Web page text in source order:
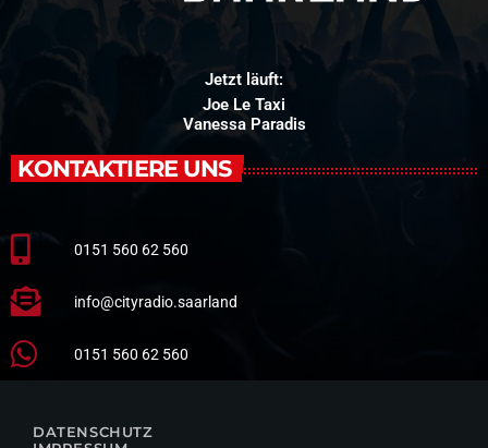
Jetzt läuft:
Joe Le Taxi
Vanessa Paradis
KONTAKTIERE UNS
0151 560 62 560
info@cityradio.saarland
0151 560 62 560
DATENSCHUTZ